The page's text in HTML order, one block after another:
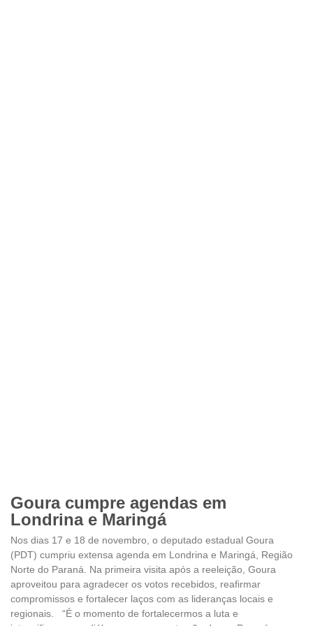
Goura cumpre agendas em
Londrina e Maringá
Nos dias 17 e 18 de novembro, o deputado estadual Goura
(PDT) cumpriu extensa agenda em Londrina e Maringá, Região
Norte do Paraná. Na primeira visita após a reeleição, Goura
aproveitou para agradecer os votos recebidos, reafirmar
compromissos e fortalecer laços com as lideranças locais e
regionais. “É o momento de fortalecermos a luta e